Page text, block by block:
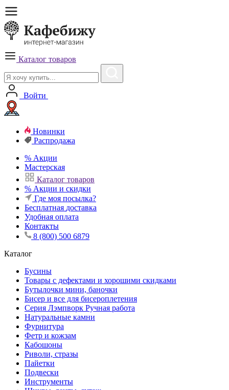
Каталог товаров
Войти
Новинки
Распродажа
% Акции
Мастерская
Каталог товаров
% Акции и скидки
Где моя посылка?
Бесплатная доставка
Удобная оплата
Контакты
8 (800) 500 6879
Каталог
Бусины
Товары с дефектами и хорошими скидками
Бутылочки мини, баночки
Бисер и все для бисероплетения
Серия Лэмпворк Ручная работа
Натуральные камни
Фурнитура
Фетр и кожзам
Кабошоны
Риволи, стразы
Пайетки
Подвески
Инструменты